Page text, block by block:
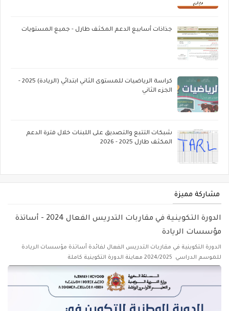
جذاذات أسابيع الدعم المكثف طارل - جميع المستويات
كراسة الرياضيات للمستوى الثاني ابتدائي (الريادة) 2025 -
الجزء الثاني
شبكات التتبع والتصديق على اللبنات خلال فترة الدعم
المكثف طارل 2025 - 2026
مشاركة مميزة
الدورة التكوينية في مقاربات التدريس الفعال 2024 - أساتذة
مؤسسات الريادة
الدورة التكوينية في مقاربات التدريس الفعال لفائدة أساتذة مؤسسات الريادة
للموسم الدراسي 2024/2025 معاينة الدورة التكوينية كاملة